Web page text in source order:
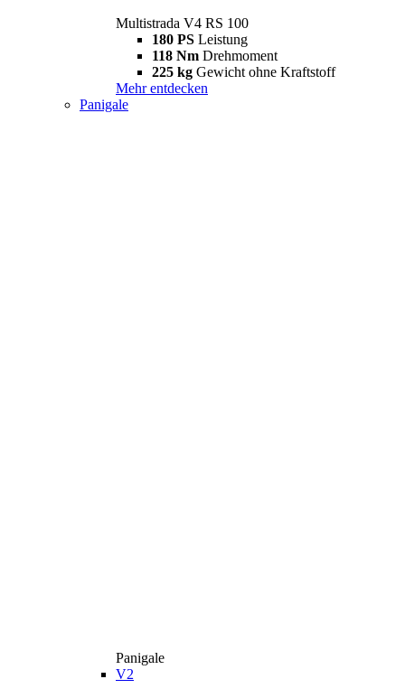
Multistrada V4 RS 100
180 PS Leistung
118 Nm Drehmoment
225 kg Gewicht ohne Kraftstoff
Mehr entdecken
Panigale
Panigale
V2